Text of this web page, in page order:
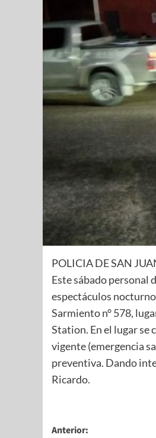
POLICIA DE SAN
Este sábado personal
espectáculos
Sarmiento n° 578,
Station. En el lugar se
vigente (emergencia
preventiva. Dando
Ricardo.
Anterior: